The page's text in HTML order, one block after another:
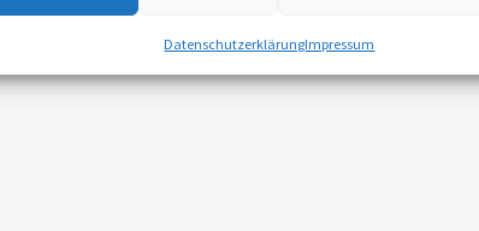
DatenschutzerklärungImpressum